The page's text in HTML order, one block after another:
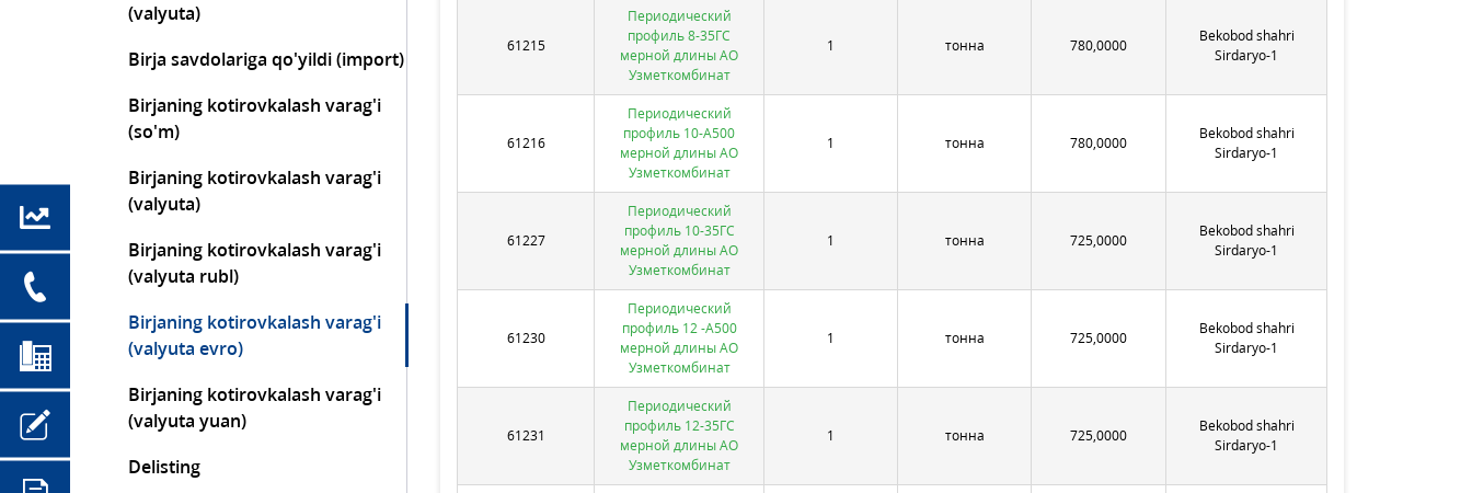
(valyuta)
Birja savdolariga qo'yildi (import)
Birjaning kotirovkalash varag'i
(so'm)
Birjaning kotirovkalash varag'i
(valyuta)
Birjaning kotirovkalash varag'i
(valyuta rubl)
Birjaning kotirovkalash varag'i
(valyuta evro)
Birjaning kotirovkalash varag'i
(valyuta yuan)
Delisting
61215
Периодический
профиль 8-35ГС
мерной длины АО
Узметкомбинат
1 тонна 780,0000
Bekobod shahri
Sirdaryo-1
61216
Периодический
профиль 10-А500
мерной длины АО
Узметкомбинат
1 тонна 780,0000
Bekobod shahri
Sirdaryo-1
61227
Периодический
профиль 10-35ГС
мерной длины АО
Узметкомбинат
1 тонна 725,0000
Bekobod shahri
Sirdaryo-1
61230
Периодический
профиль 12 -А500
мерной длины АО
Узметкомбинат
1 тонна 725,0000
Bekobod shahri
Sirdaryo-1
61231
Периодический
профиль 12-35ГС
мерной длины АО
Узметкомбинат
1 тонна 725,0000
Bekobod shahri
Sirdaryo-1